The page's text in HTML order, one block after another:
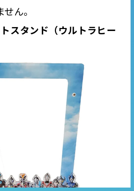
ん。
スタンド（ウルトラヒー